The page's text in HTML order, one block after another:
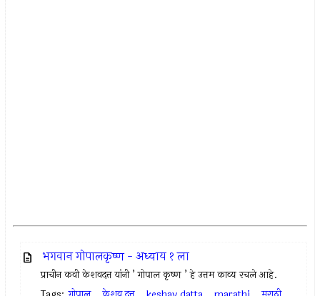
भगवान गोपालकृष्ण - अध्याय १ ला
प्राचीन कवी केशवदत्त यांनी ’ गोपाल कृष्ण ’ हे उत्तम काव्य रचले आहे.